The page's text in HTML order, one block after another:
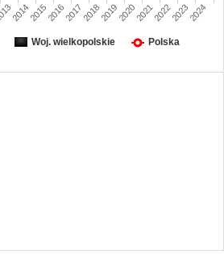
20142015201620172018201920202021202220232024
Woj. wielkopolskie Polska